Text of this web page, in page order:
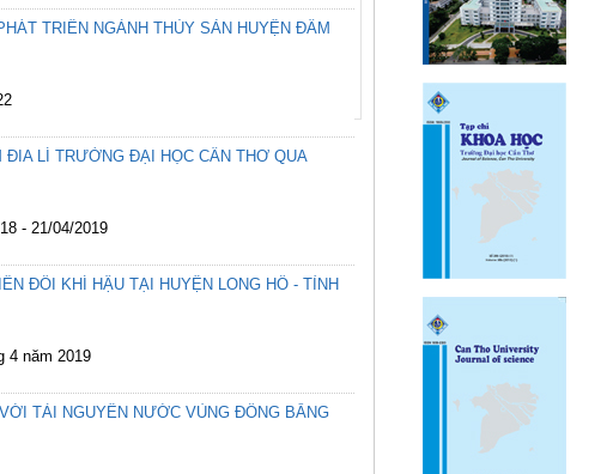
TRIỂN NGÀNH THỦY SẢN HUYỆN ĐẦM
ĐIA LÍ TRƯỜNG ĐẠI HỌC CẦN THƠ QUA
- 21/04/2019
ĐỔI KHÍ HẬU TẠI HUYỆN LONG HỒ - TỈNH
4 năm 2019
TÀI NGUYÊN NƯỚC VÙNG ĐỒNG BẰNG